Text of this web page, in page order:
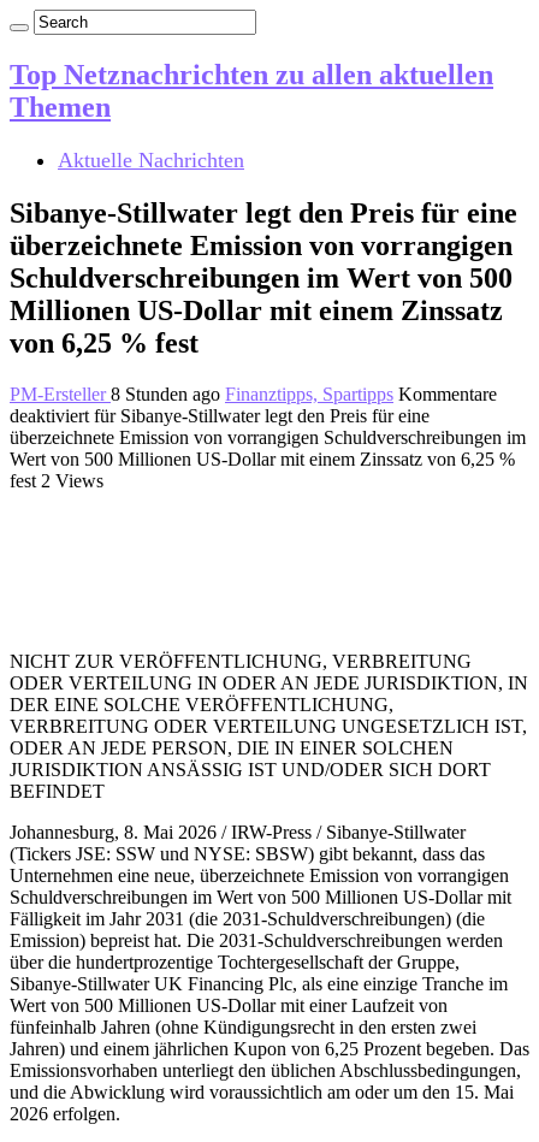
Top Netznachrichten zu allen aktuellen
Themen
Aktuelle Nachrichten
Sibanye-Stillwater legt den Preis für eine
überzeichnete Emission von vorrangigen
Schuldverschreibungen im Wert von 500
Millionen US-Dollar mit einem Zinssatz
von 6,25 % fest
PM-Ersteller8 Stunden ago Finanztipps, Spartipps Kommentare
deaktiviert für Sibanye-Stillwater legt den Preis für eine
überzeichnete Emission von vorrangigen Schuldverschreibungen im
Wert von 500 Millionen US-Dollar mit einem Zinssatz von 6,25 %
fest 2 Views
NICHT ZUR VERÖFFENTLICHUNG, VERBREITUNG
ODER VERTEILUNG IN ODER AN JEDE JURISDIKTION, IN
DER EINE SOLCHE VERÖFFENTLICHUNG,
VERBREITUNG ODER VERTEILUNG UNGESETZLICH IST,
ODER AN JEDE PERSON, DIE IN EINER SOLCHEN
JURISDIKTION ANSÄSSIG IST UND/ODER SICH DORT
BEFINDET
Johannesburg, 8. Mai 2026 / IRW-Press / Sibanye-Stillwater
(Tickers JSE: SSW und NYSE: SBSW) gibt bekannt, dass das
Unternehmen eine neue, überzeichnete Emission von vorrangigen
Schuldverschreibungen im Wert von 500 Millionen US-Dollar mit
Fälligkeit im Jahr 2031 (die 2031-Schuldverschreibungen) (die
Emission) bepreist hat. Die 2031-Schuldverschreibungen werden
über die hundertprozentige Tochtergesellschaft der Gruppe,
Sibanye-Stillwater UK Financing Plc, als eine einzige Tranche im
Wert von 500 Millionen US-Dollar mit einer Laufzeit von
fünfeinhalb Jahren (ohne Kündigungsrecht in den ersten zwei
Jahren) und einem jährlichen Kupon von 6,25 Prozent begeben. Das
Emissionsvorhaben unterliegt den üblichen Abschlussbedingungen,
und die Abwicklung wird voraussichtlich am oder um den 15. Mai
2026 erfolgen.